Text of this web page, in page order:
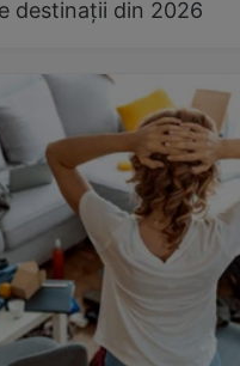
destinații din 2026